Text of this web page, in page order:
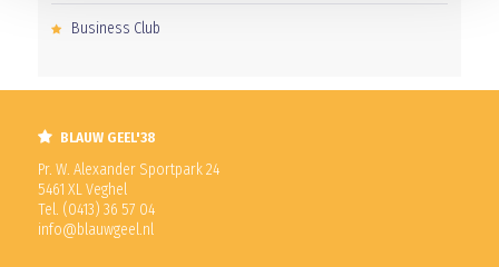
Business Club
BLAUW GEEL'38
Pr. W. Alexander Sportpark 24
5461 XL Veghel
Tel. (0413) 36 57 04
info@blauwgeel.nl